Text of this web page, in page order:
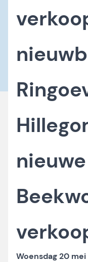
nieuwe
Woensdag 20